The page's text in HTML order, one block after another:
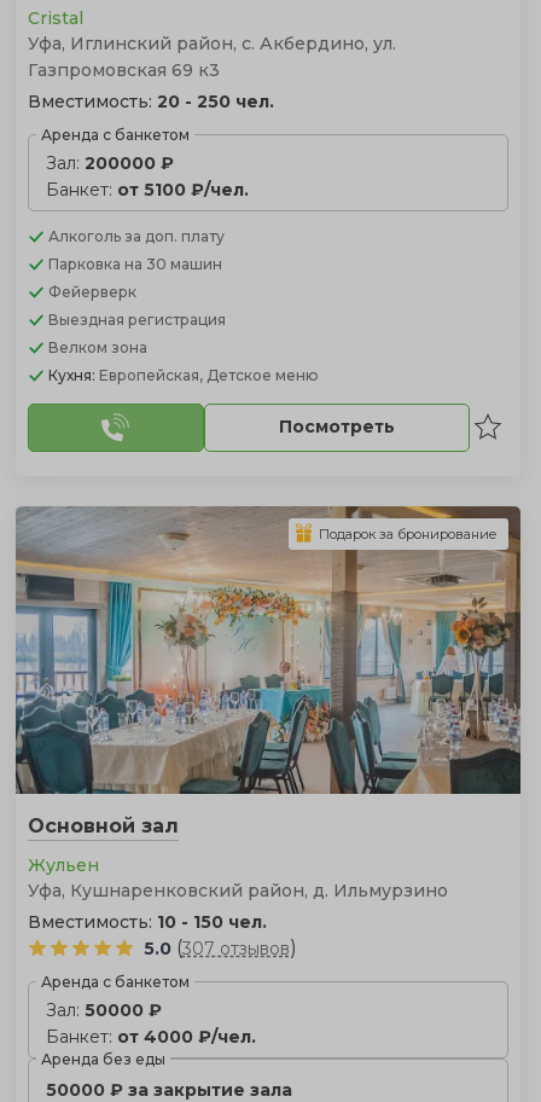
Cristal
Уфа, Иглинский район, с. Акбердино, ул.
Газпромовская 69 к3
Вместимость: 20 - 250 чел.
Аренда с банкетом
Зал: 200000 ₽
Банкет: от 5100 ₽/чел.
Алкоголь за доп. плату
Парковка на 30 машин
Фейерверк
Выездная регистрация
Велком зона
Кухня: Европейская, Детское меню
Посмотреть
Основной зал
Жульен
Уфа, Кушнаренковский район, д. Ильмурзино
Вместимость: 10 - 150 чел.
5.0 (307 отзывов)
Аренда с банкетом
Зал: 50000 ₽
Банкет: от 4000 ₽/чел.
Аренда без еды
50000 ₽ за закрытие зала
Подарок за бронирование